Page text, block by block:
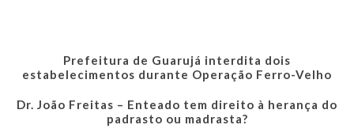
Prefeitura de Guarujá interdita dois
estabelecimentos durante Operação Ferro-Velho
Dr. João Freitas – Enteado tem direito à herança do
padrasto ou madrasta?